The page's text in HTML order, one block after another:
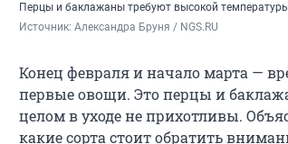
Перцы и баклажаны требуют высокой
Источник: Александра Бруня / NGS.RU
Конец февраля и начало марта —
первые овощи. Это перцы и
целом в уходе не прихотливы.
какие сорта стоит обратить